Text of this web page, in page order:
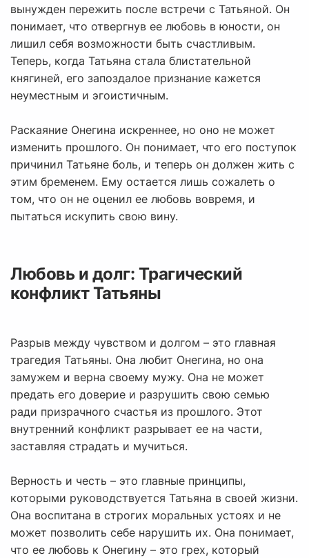
вынужден пережить после встречи с Татьяной. Он
понимает, что отвергнув ее любовь в юности, он
лишил себя возможности быть счастливым.
Теперь, когда Татьяна стала блистательной
княгиней, его запоздалое признание кажется
неуместным и эгоистичным.
Раскаяние Онегина искреннее, но оно не может
изменить прошлого. Он понимает, что его поступок
причинил Татьяне боль, и теперь он должен жить с
этим бременем. Ему остается лишь сожалеть о
том, что он не оценил ее любовь вовремя, и
пытаться искупить свою вину.
Любовь и долг: Трагический
конфликт Татьяны
Разрыв между чувством и долгом – это главная
трагедия Татьяны. Она любит Онегина, но она
замужем и верна своему мужу. Она не может
предать его доверие и разрушить свою семью
ради призрачного счастья из прошлого. Этот
внутренний конфликт разрывает ее на части,
заставляя страдать и мучиться.
Верность и честь – это главные принципы,
которыми руководствуется Татьяна в своей жизни.
Она воспитана в строгих моральных устоях и не
может позволить себе нарушить их. Она понимает,
что ее любовь к Онегину – это грех, который